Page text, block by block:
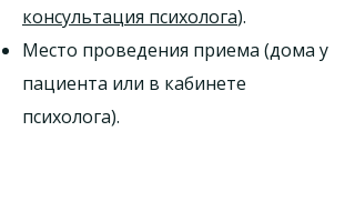
консультация психолога).
Место проведения приема (дома у
пациента или в кабинете
психолога).